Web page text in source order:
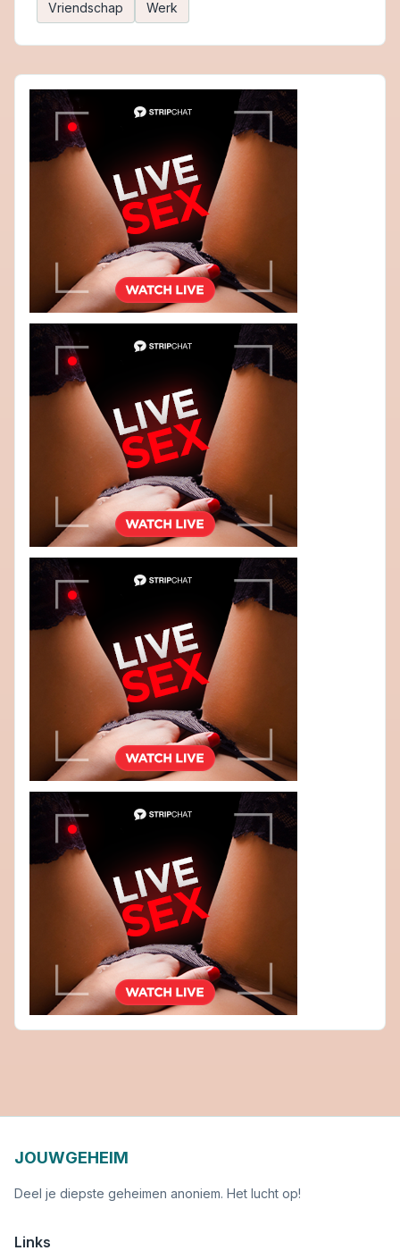
Vriendschap
Werk
JOUWGEHEIM
Deel je diepste geheimen anoniem. Het lucht op!
Links